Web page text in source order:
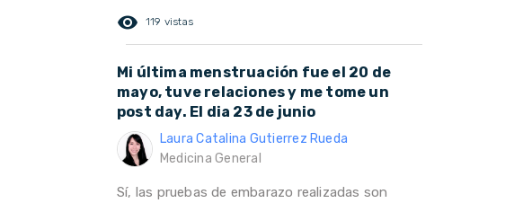
remove_red_eye 119 vistas
Mi última menstruación fue el 20 de
mayo, tuve relaciones y me tome un
post day. El dia 23 de junio
Laura Catalina Gutierrez Rueda
Medicina General
Sí, las pruebas de embarazo realizadas son